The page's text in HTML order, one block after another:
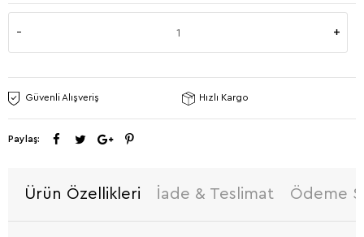
Güvenli Alışveriş Hızlı Kargo
Paylaş:
Ürün Özellikleri İade & Teslimat Ödeme